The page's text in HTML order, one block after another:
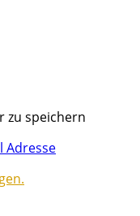
zu speichern
Adresse